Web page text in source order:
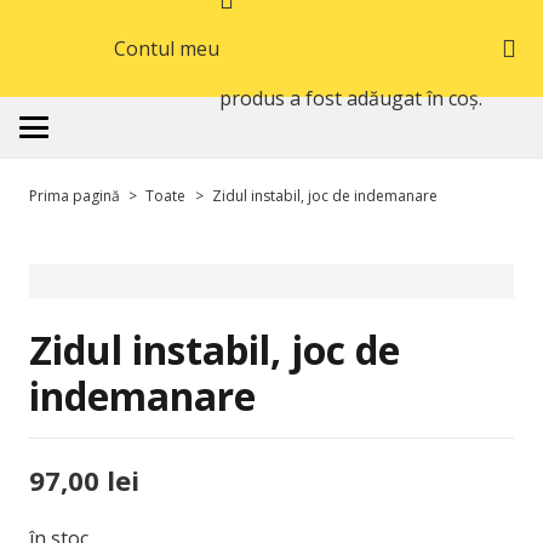
Contul meu
produsa fost adăugat în coș.
Prima pagină > Toate > Zidul instabil, joc de indemanare
Zidul instabil, joc de
indemanare
97,00 lei